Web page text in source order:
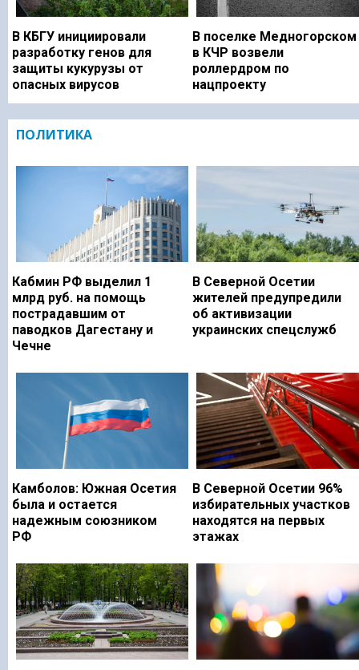
В КБГУ инициировали
разработку генов для
защиты кукурузы от
опасных вирусов
В поселке Медногорском
в КЧР возвели
роллердром по
нацпроекту
ПОЛИТИКА
Кабмин РФ выделил 1
млрд руб. на помощь
пострадавшим от
паводков Дагестану и
Чечне
В Северной Осетии
жителей предупредили
об активизации
украинских спецслужб
Камболов: Южная Осетия
была и остается
надежным союзником
РФ
В Северной Осетии 96%
избирательных участков
находятся на первых
этажах